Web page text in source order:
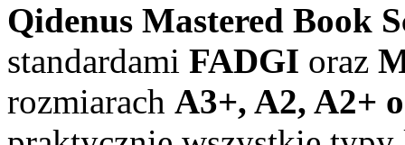
Qidenus Mastered Book
standardami FADGI oraz
rozmiarach A3+, A2, A2+